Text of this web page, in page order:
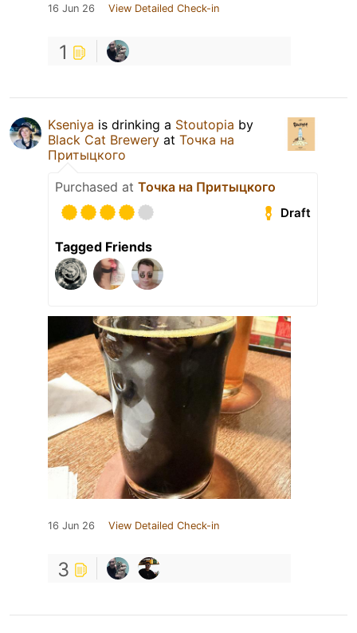
16 Jun 26 View Detailed Check-in
1
Kseniya is drinking a Stoutopia by
Black Cat Brewery at Точка на
Притыцкого
Purchased at Точка на Притыцкого
Draft
Tagged Friends
16 Jun 26 View Detailed Check-in
3